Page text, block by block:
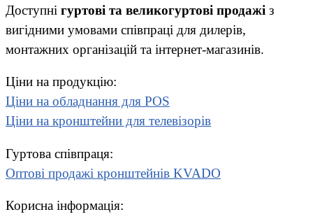
Доступні гуртові та великогуртові продажі з
вигідними умовами співпраці для дилерів,
монтажних організацій та інтернет-магазинів.
Ціни на продукцію:
Ціни на обладнання для POS
Ціни на кронштейни для телевізорів
Гуртова співпраця:
Оптові продажі кронштейнів KVADO
Корисна інформація: